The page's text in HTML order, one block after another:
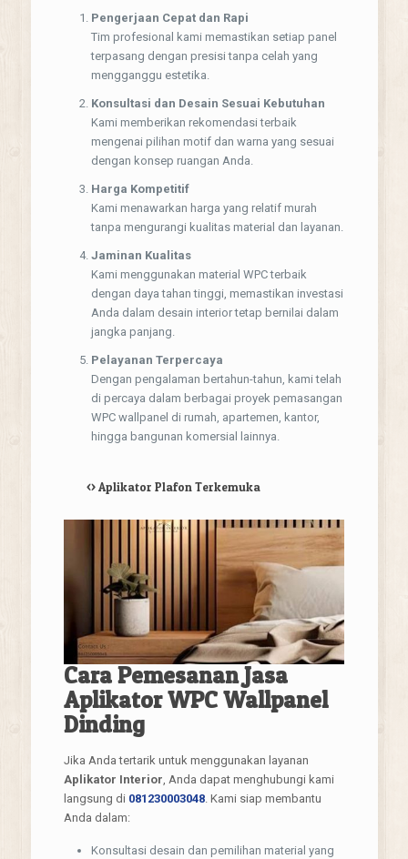
Pengerjaan Cepat dan Rapi
Tim profesional kami memastikan setiap panel
terpasang dengan presisi tanpa celah yang
mengganggu estetika.
Konsultasi dan Desain Sesuai Kebutuhan
Kami memberikan rekomendasi terbaik
mengenai pilihan motif dan warna yang sesuai
dengan konsep ruangan Anda.
Harga Kompetitif
Kami menawarkan harga yang relatif murah
tanpa mengurangi kualitas material dan layanan.
Jaminan Kualitas
Kami menggunakan material WPC terbaik
dengan daya tahan tinggi, memastikan investasi
Anda dalam desain interior tetap bernilai dalam
jangka panjang.
Pelayanan Terpercaya
Dengan pengalaman bertahun-tahun, kami telah
di percaya dalam berbagai proyek pemasangan
WPC wallpanel di rumah, apartemen, kantor,
hingga bangunan komersial lainnya.
<>Aplikator Plafon Terkemuka
Cara Pemesanan Jasa
Aplikator WPC Wallpanel
Dinding
Jika Anda tertarik untuk menggunakan layanan
Aplikator Interior, Anda dapat menghubungi kami
langsung di 081230003048. Kami siap membantu
Anda dalam:
Konsultasi desain dan pemilihan material yang